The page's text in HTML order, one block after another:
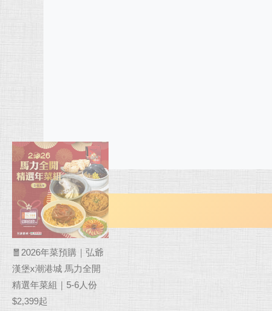
🧧2026年菜預購｜弘爺
漢堡x潮港城 馬力全開
精選年菜組｜5-6人份
$2,399起